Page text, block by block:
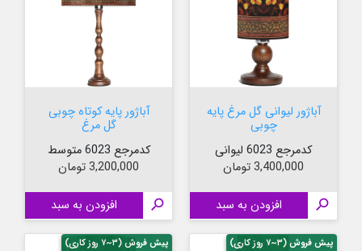
آباژور لیوانی گل مرغ پایه
چوبی
کدمرجع 6023 لیوانی
قیمت
3,400,000 تومان
 افزودن به سبد
آباژور پایه کوتاه چوبی
گل مرغ
کدمرجع 6023 متوسط
قیمت
3,200,000 تومان
 افزودن به سبد
پیش فروش (۳~۷ روز کاری) پیش فروش (۳~۷ روز کاری)